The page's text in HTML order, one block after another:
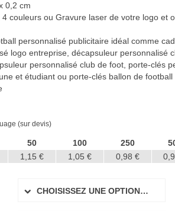
0,2 cm
couleurs ou Gravure laser de votre logo et
personnalisé publicitaire idéal comme
logo entreprise, décapsuleur personnalisé
personnalisé club de foot, porte-clés
et étudiant ou porte-clés ballon de football
(sur devis)
50 100 250
1,15 € 1,05 € 0,98 €
CHOISISSEZ UNE OPTION…